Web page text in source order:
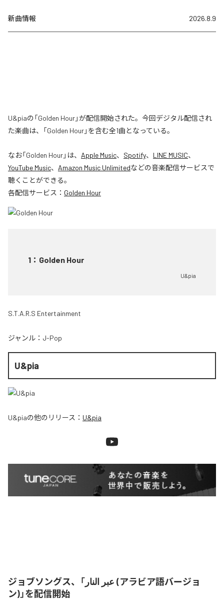
新曲情報 2026.8.9
U&piaの「Golden Hour」が配信開始された。今回デジタル配信され
た楽曲は、「Golden Hour」を含む全1曲となっている。
なお「Golden Hour」は、 Apple Music、 Spotify、 LINE MUSIC、
YouTube Music、 Amazon Music Unlimitedなどの音楽配信サービスで
聴くことができる。
各配信サービス： Golden Hour
1 ： Golden Hour
U&pia
S.T.A.R.S Entertainment
ジャンル： J-Pop
U&pia
U&piaの他のリリース： U&pia
ジョブソングス、「عبر النار (アラビア語バージョ
ン)」を配信開始